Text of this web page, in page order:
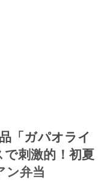
「ガパオライ
刺激的！初夏
ン弁当